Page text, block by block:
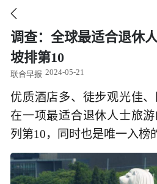

调查：全球最适合退休
坡排第10
联合早报 2024-05-21
优质酒店多、徒步观光佳
在一项最适合退休人士旅
列第10，同时也是唯一入榜